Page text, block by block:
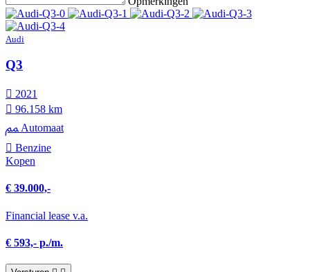
Audi
Q3
2021
96.158 km
Automaat
Benzine
Kopen
€ 39.000,-
Financial lease v.a.
€ 593,- p./m.